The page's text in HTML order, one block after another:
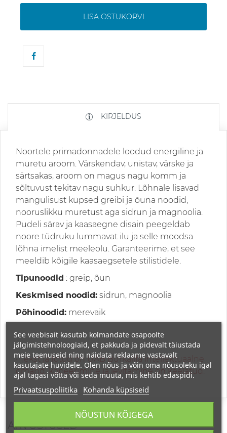
LISA OSTUKORVI
KIRJELDUS
Noortele primadonnadele loodud energiline ja
muretu aroom. Värskendav, unistav, värske ja
särtsakas, aroom on magus nagu komm ja
sõltuvust tekitav nagu suhkur. Lõhnale lisavad
mängulisust küpsed greibi ja õuna noodid,
nooruslikku muretust aga sidrun ja magnoolia.
Pudeli särav ja kaasaegne disain peegeldab
noore tüdruku lummavat ilu ja selle moodsa
lõhna imelist meeleolu. Garanteerime, et see
meeldib kõigile kaasaegsetele stilistidele.
Tipunoodid : greip, õun
Keskmised noodid: sidrun, magnoolia
Põhinoodid: merevaik
• Tekst ja fotod on UAB Burkalifa intellektuaalne
omand, kopeerimine ja levitamine on keelatud.
ARVUSTUSED
See veebisait kasutab kolmandate osapoolte
jälgimistehnoloogiaid, et pakkuda ja pidevalt täiustada
meie teenuseid ning näidata reklaame vastavalt
kasutajate huvidele. Olen nõus ja võin oma nõusoleku igal
ajal tagasi võtta või seda muuta, mis kehtib edaspidi.
Privaatsuspoliitika Kohanda küpsiseid
NÕUSTUN KÕIGEGA